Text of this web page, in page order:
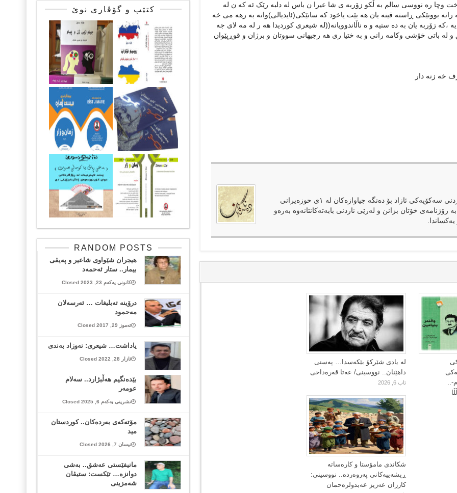
وچا ره نووسی سالم به ڵکو زۆربه ی شا عیرا ن باس له دلبه رێک ئه که ن له
بوونێکی ڕاسته قینه یان هه بێت یاخود كه سانێکی(ئایدیالی)واته به رهه می خه
زۆربه یان به ده ستیه و ه ناڵاندوویانه((له شیعری كوردیدا هه ر له مه لای جه
باتی خۆشی وکامه رانی و به ختیا ری هه رجیهانی سووتان و برژان و قوڕپێوان
دەنگەکان وەک رۆژنامەیەکی ئەلکترۆنی لەپێناوی فەراهەمکردنی سەکۆیەکی ئازاد بۆ دەنگە جیاوازەکان لە ١ی حوزەیرانی
رۆژنامەی خۆتان بزانن و لەرێی ناردنی بابەتەکانتانەوە بەرەو
..
لە یادی شێرکۆ بێکەسدا… پەسنی
داهێنان.. نووسینی/ عەتا قەرەداخی
ئاب 6, 2026
شکاندی مامۆستا و کارەساتە
ڕیشەییەکانی پەروەردە.. نووسینی:
کارزان عەزیز عەبدولرەحمان
کتێب و گۆڤاری نوێ
RANDOM POSTS
هیجران شێواوی شاعیر و په‌یڤی
بیمار.. ستار ئەحمەد
کانونی یەکەم 23, 2023 Closed
درۆینە تەبلیغات … ئەرسەلان
مەحمود
تەموز 29, 2017 Closed
یاداشت… شیعری: نەوزاد بەندی
ئازار 28, 2022 Closed
بێدەنگیم هەڵبژارد.. سەلام
عومەر
تشرینی یەکەم 6, 2025 Closed
مۆتەکەی بەردەکان.. کوردستان
مید
نیسان 7, 2026 Closed
مانیفێستی عەشق.. بەشی
دوانزە… تێکست: ستیڤان
شەمزینی